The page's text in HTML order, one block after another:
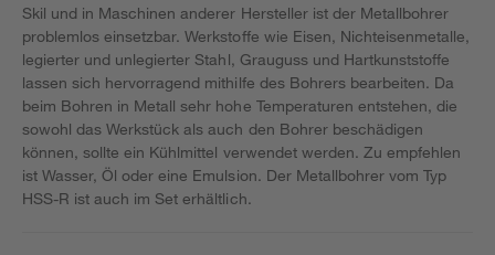
Skil und in Maschinen anderer Hersteller ist der Metallbohrer
problemlos einsetzbar. Werkstoffe wie Eisen, Nichteisenmetalle,
legierter und unlegierter Stahl, Grauguss und Hartkunststoffe
lassen sich hervorragend mithilfe des Bohrers bearbeiten. Da
beim Bohren in Metall sehr hohe Temperaturen entstehen, die
sowohl das Werkstück als auch den Bohrer beschädigen
können, sollte ein Kühlmittel verwendet werden. Zu empfehlen
ist Wasser, Öl oder eine Emulsion. Der Metallbohrer vom Typ
HSS-R ist auch im Set erhältlich.